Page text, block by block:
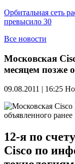
Орбитальная сеть
превысило 30
Все новости
Московская
месяцем позже
09.08.2011 | 16:25
12-я по
Cisco по